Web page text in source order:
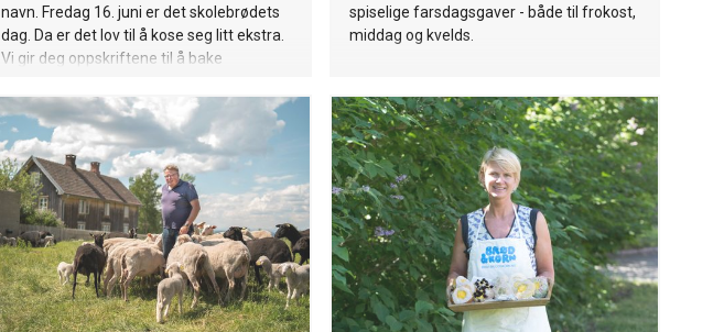
navn. Fredag 16. juni er det skolebrødets
dag. Da er det lov til å kose seg litt ekstra.
Vi gir deg oppskriftene til å bake
spiselige farsdagsgaver - både til frokost,
middag og kvelds.